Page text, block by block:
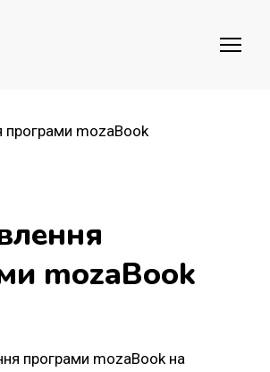
mozaBook
програми mozaBook на